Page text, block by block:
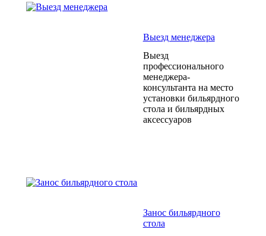
Выезд менеджера
Выезд
профессионального
менеджера-
консультанта на место
установки бильярдного
стола и бильярдных
аксессуаров
Занос бильярдного
стола